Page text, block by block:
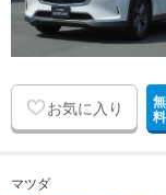
お気に入り 無
料
マツダ